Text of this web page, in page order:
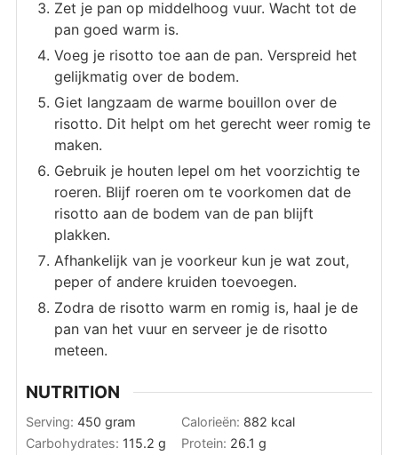
Zet je pan op middelhoog vuur. Wacht tot de
pan goed warm is.
Voeg je risotto toe aan de pan. Verspreid het
gelijkmatig over de bodem.
Giet langzaam de warme bouillon over de
risotto. Dit helpt om het gerecht weer romig te
maken.
Gebruik je houten lepel om het voorzichtig te
roeren. Blijf roeren om te voorkomen dat de
risotto aan de bodem van de pan blijft
plakken.
Afhankelijk van je voorkeur kun je wat zout,
peper of andere kruiden toevoegen.
Zodra de risotto warm en romig is, haal je de
pan van het vuur en serveer je de risotto
meteen.
NUTRITION
Serving: 450 gram Calorieën: 882 kcal
Carbohydrates: 115.2 g Protein: 26.1 g